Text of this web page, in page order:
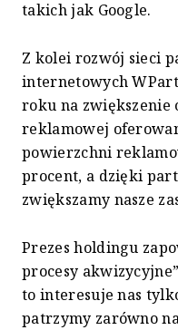
takich jak Google.
Z kolei rozwój sieci
internetowych
roku na zwiększenie
reklamowej
powierzchni
procent, a dzięki
zwiększamy nasze
Prezes holdingu
procesy
to interesuje nas
patrzymy zarówno